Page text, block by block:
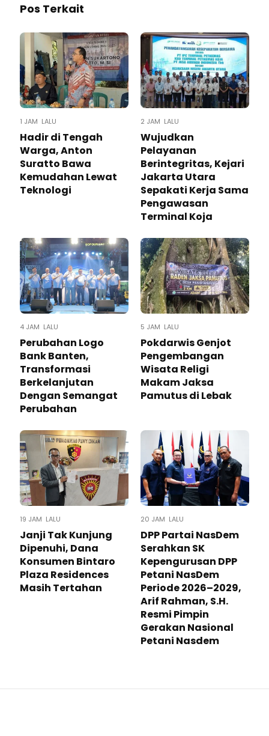
Pos Terkait
1 JAM LALU
Hadir di Tengah
Warga, Anton
Suratto Bawa
Kemudahan Lewat
Teknologi ​
2 JAM LALU
Wujudkan
Pelayanan
Berintegritas, Kejari
Jakarta Utara
Sepakati Kerja Sama
Pengawasan
Terminal Koja
4 JAM LALU
Perubahan Logo
Bank Banten,
Transformasi
Berkelanjutan
Dengan Semangat
Perubahan
5 JAM LALU
Pokdarwis Genjot
Pengembangan
Wisata Religi
Makam Jaksa
Pamutus di Lebak
19 JAM LALU
Janji Tak Kunjung
Dipenuhi, Dana
Konsumen Bintaro
Plaza Residences
Masih Tertahan
20 JAM LALU
DPP Partai NasDem
Serahkan SK
Kepengurusan DPP
Petani NasDem
Periode 2026–2029,
Arif Rahman, S.H.
Resmi Pimpin
Gerakan Nasional
Petani Nasdem